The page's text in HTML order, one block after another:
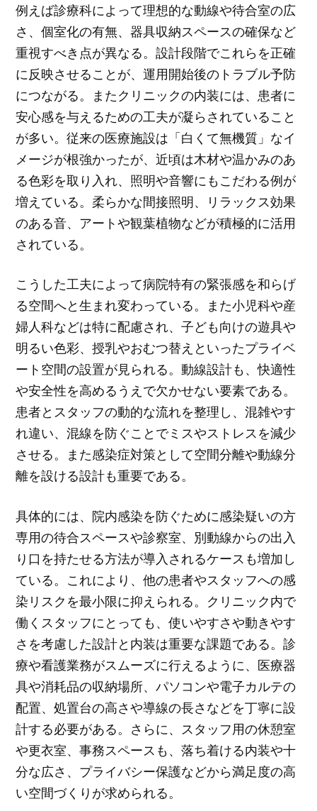
例えば診療科によって理想的な動線や待合室の広
さ、個室化の有無、器具収納スペースの確保など
重視すべき点が異なる。設計段階でこれらを正確
に反映させることが、運用開始後のトラブル予防
につながる。またクリニックの内装には、患者に
安心感を与えるための工夫が凝らされていること
が多い。従来の医療施設は「白くて無機質」なイ
メージが根強かったが、近頃は木材や温かみのあ
る色彩を取り入れ、照明や音響にもこだわる例が
増えている。柔らかな間接照明、リラックス効果
のある音、アートや観葉植物などが積極的に活用
されている。
こうした工夫によって病院特有の緊張感を和らげ
る空間へと生まれ変わっている。また小児科や産
婦人科などは特に配慮され、子ども向けの遊具や
明るい色彩、授乳やおむつ替えといったプライベ
ート空間の設置が見られる。動線設計も、快適性
や安全性を高めるうえで欠かせない要素である。
患者とスタッフの動的な流れを整理し、混雑やす
れ違い、混線を防ぐことでミスやストレスを減少
させる。また感染症対策として空間分離や動線分
離を設ける設計も重要である。
具体的には、院内感染を防ぐために感染疑いの方
専用の待合スペースや診察室、別動線からの出入
り口を持たせる方法が導入されるケースも増加し
ている。これにより、他の患者やスタッフへの感
染リスクを最小限に抑えられる。クリニック内で
働くスタッフにとっても、使いやすさや動きやす
さを考慮した設計と内装は重要な課題である。診
療や看護業務がスムーズに行えるように、医療器
具や消耗品の収納場所、パソコンや電子カルテの
配置、処置台の高さや導線の長さなどを丁寧に設
計する必要がある。さらに、スタッフ用の休憩室
や更衣室、事務スペースも、落ち着ける内装や十
分な広さ、プライバシー保護などから満足度の高
い空間づくりが求められる。